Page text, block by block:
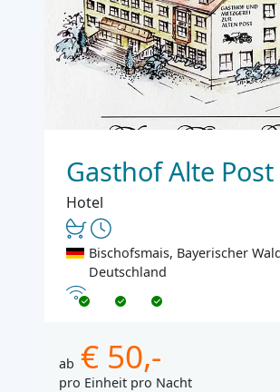
Gasthof Alte Post
Hotel
Bischofsmais, Bayerischer
Deutschland
Internet
ab € 50,-
pro Einheit pro Nacht